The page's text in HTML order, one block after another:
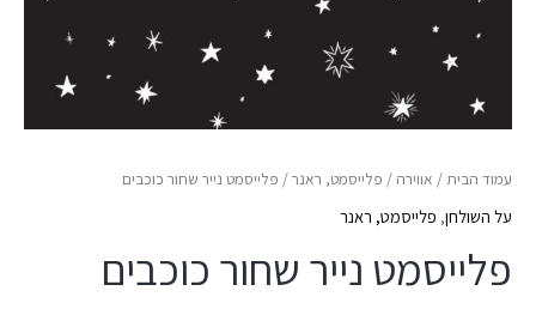
עמוד הבית/ אווירה / פלייסמט, ראנר/ פלייסמט נייר שחור כוכבים
על השולחן, פלייסמט, ראנר
פלייסמט נייר שחור כוכבים